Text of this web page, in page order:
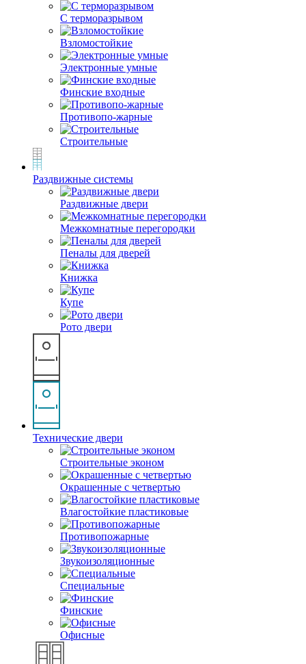
С терморазрывом
Взломостойкие
Электронные умные
Финские входные
Противопо-жарные
Строительные
Раздвижные системы
Раздвижные двери
Межкомнатные перегородки
Пеналы для дверей
Книжка
Купе
Рото двери
Технические двери
Строительные эконом
Окрашенные с четвертью
Влагостойкие пластиковые
Противопожарные
Звукоизоляционные
Специальные
Финские
Офисные